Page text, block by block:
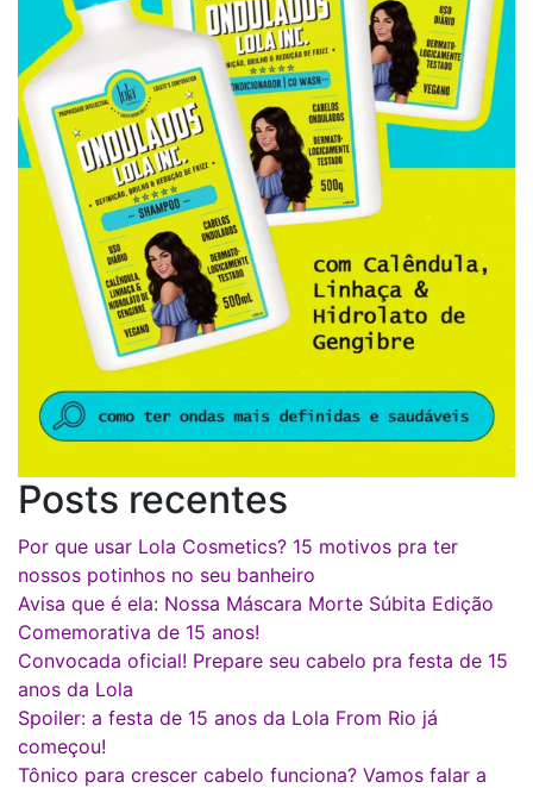
Posts recentes
Por que usar Lola Cosmetics? 15 motivos pra ter
nossos potinhos no seu banheiro
Avisa que é ela: Nossa Máscara Morte Súbita Edição
Comemorativa de 15 anos!
Convocada oficial! Prepare seu cabelo pra festa de 15
anos da Lola
Spoiler: a festa de 15 anos da Lola From Rio já
começou!
Tônico para crescer cabelo funciona? Vamos falar a